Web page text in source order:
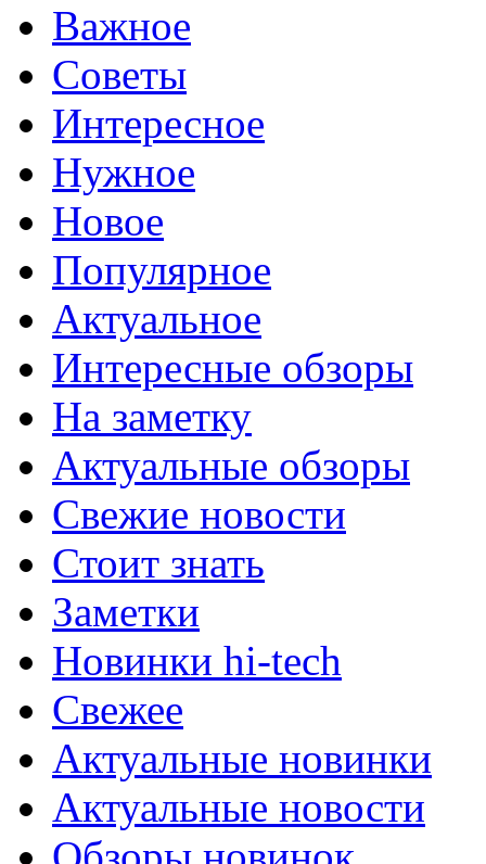
Важное
Советы
Интересное
Нужное
Новое
Популярное
Актуальное
Интересные обзоры
На заметку
Актуальные обзоры
Свежие новости
Стоит знать
Заметки
Новинки hi-tech
Свежее
Актуальные новинки
Актуальные новости